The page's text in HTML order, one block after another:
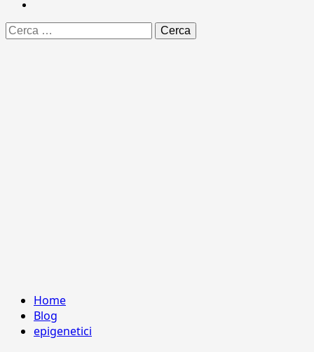
Ricerca
per:
Home
Blog
epigenetici